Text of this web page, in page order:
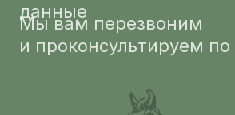
данные
Мы вам перезвоним
и проконсультируем